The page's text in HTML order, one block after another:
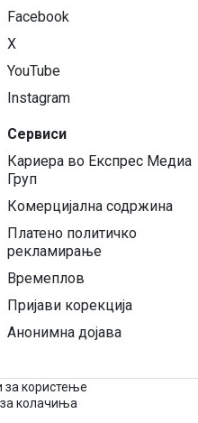
Facebook
X
YouTube
Instagram
Сервиси
Кариера во Експрес Медиа
Груп
Комерцијална содржина
Платено политичко
рекламирање
Времеплов
Пријави корекција
Анонимна дојава
за користење
колачиња